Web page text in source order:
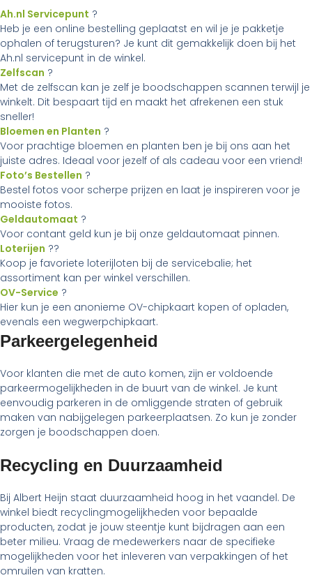
Ah.nl Servicepunt ?
Heb je een online bestelling geplaatst en wil je je pakketje
ophalen of terugsturen? Je kunt dit gemakkelijk doen bij het
Ah.nl servicepunt in de winkel.
Zelfscan ?
Met de zelfscan kan je zelf je boodschappen scannen terwijl je
winkelt. Dit bespaart tijd en maakt het afrekenen een stuk
sneller!
Bloemen en Planten ?
Voor prachtige bloemen en planten ben je bij ons aan het
juiste adres. Ideaal voor jezelf of als cadeau voor een vriend!
Foto’s Bestellen ?
Bestel fotos voor scherpe prijzen en laat je inspireren voor je
mooiste fotos.
Geldautomaat ?
Voor contant geld kun je bij onze geldautomaat pinnen.
Loterijen ??
Koop je favoriete loterijloten bij de servicebalie; het
assortiment kan per winkel verschillen.
OV-Service ?
Hier kun je een anonieme OV-chipkaart kopen of opladen,
evenals een wegwerpchipkaart.
Parkeergelegenheid
Voor klanten die met de auto komen, zijn er voldoende
parkeermogelijkheden in de buurt van de winkel. Je kunt
eenvoudig parkeren in de omliggende straten of gebruik
maken van nabijgelegen parkeerplaatsen. Zo kun je zonder
zorgen je boodschappen doen.
Recycling en Duurzaamheid
Bij Albert Heijn staat duurzaamheid hoog in het vaandel. De
winkel biedt recyclingmogelijkheden voor bepaalde
producten, zodat je jouw steentje kunt bijdragen aan een
beter milieu. Vraag de medewerkers naar de specifieke
mogelijkheden voor het inleveren van verpakkingen of het
omruilen van kratten.